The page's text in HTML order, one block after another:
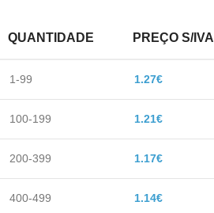
QUANTIDADE PREÇO S/IVA
1-99 1.27€
100-199 1.21€
200-399 1.17€
400-499 1.14€